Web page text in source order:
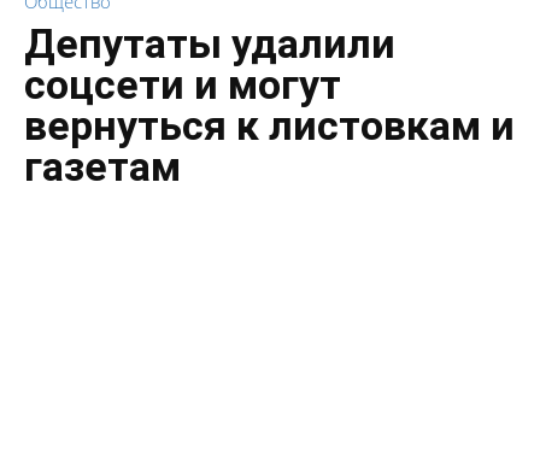
Депутаты удалили
соцсети и могут
вернуться к листовкам и
газетам